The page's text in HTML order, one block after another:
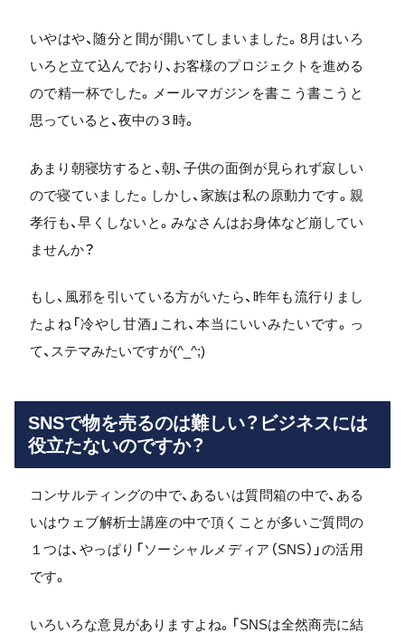
いやはや、随分と間が開いてしまいました。8月はいろ
いろと立て込んでおり、お客様のプロジェクトを進める
ので精一杯でした。メールマガジンを書こう書こうと
思っていると、夜中の３時。
あまり朝寝坊すると、朝、子供の面倒が見られず寂しい
ので寝ていました。しかし、家族は私の原動力です。親
孝行も、早くしないと。みなさんはお身体など崩してい
ませんか？
もし、風邪を引いている方がいたら、昨年も流行りまし
たよね「冷やし甘酒」これ、本当にいいみたいです。っ
て、ステマみたいですが(^_^;)
SNSで物を売るのは難しい？ビジネスには
役立たないのですか？
コンサルティングの中で、あるいは質問箱の中で、ある
いはウェブ解析士講座の中で頂くことが多いご質問の
１つは、やっぱり「ソーシャルメディア（SNS）」の活用
です。
いろいろな意見がありますよね。「SNSは全然商売に結